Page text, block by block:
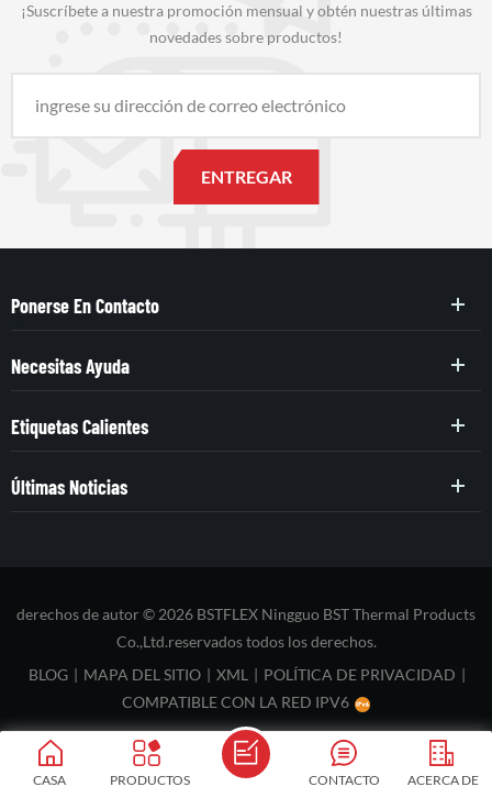
¡Suscríbete a nuestra promoción mensual y obtén nuestras últimas
novedades sobre productos!
Ponerse En Contacto
Necesitas Ayuda
Etiquetas Calientes
Últimas Noticias
derechos de autor © 2026 BSTFLEX Ningguo BST Thermal Products
Co.,Ltd.reservados todos los derechos.
BLOG | MAPA DEL SITIO | XML | POLÍTICA DE PRIVACIDAD |
COMPATIBLE CON LA RED IPV6
CASA PRODUCTOS ACERCA DE
CONTACTO